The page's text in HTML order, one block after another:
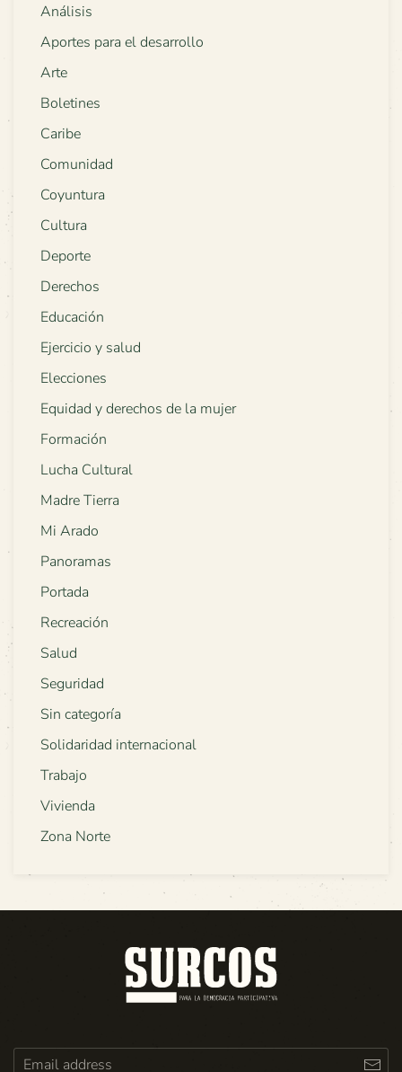
Análisis
Aportes para el desarrollo
Arte
Boletines
Caribe
Comunidad
Coyuntura
Cultura
Deporte
Derechos
Educación
Ejercicio y salud
Elecciones
Equidad y derechos de la mujer
Formación
Lucha Cultural
Madre Tierra
Mi Arado
Panoramas
Portada
Recreación
Salud
Seguridad
Sin categoría
Solidaridad internacional
Trabajo
Vivienda
Zona Norte